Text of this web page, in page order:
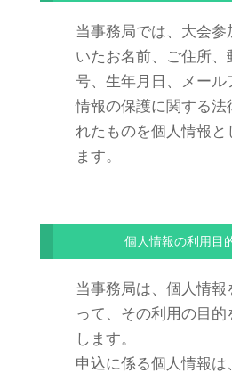
当事務局では、大会
いたお名前、ご住所
号、生年月日、メール
情報の保護に関する法
れたものを個人情報と
ます。
個人情報の利用目
当事務局は、個人情報
って、その利用の目的
します。
申込に係る個人情報